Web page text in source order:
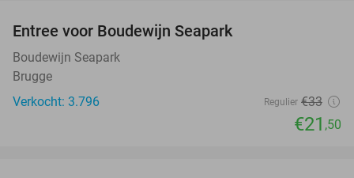
Entree voor Boudewijn Seapark
Boudewijn Seapark
Brugge
Verkocht: 3.796
Regulier €33
€21 ,50